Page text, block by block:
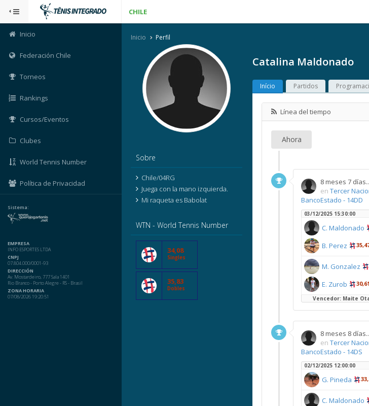
CHILE
Inicio
Federación Chile
Torneos
Rankings
Cursos/Eventos
Clubes
World Tennis Number
Política de Privacidad
Sistema:
EMPRESA
INFO ESPORTES LTDA
CNPJ
07.804.000/0001-93
DIRECCIÓN
Av. Mostardeiro, 777 Sala 1401
Rio Branco - Porto Alegre - RS - Brasil
ZONA HORARIA
07/08/2026 19:20:51
Inicio Perfil
Catalina Maldonado
Sobre
Chile/04RG
Juega con la mano izquierda.
Mi raqueta es Babolat
WTN - World Tennis Number
34,08
Singles
35,83
Dobles
Início Partidos
Línea del tiempo
Ahora
8 meses 7 días..
en Tercer
BancoEstado - 14DD
03/12/2025 15:30:00
C. Maldonado
B. Perez
M. Gonzalez
E. Zurob 30,61
Vencedor: Maite
8 meses 8 días..
en Tercer
BancoEstado - 14DS
02/12/2025 12:00:00
G. Pineda
C. Maldonado